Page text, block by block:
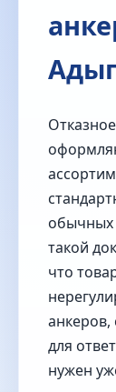
обычных
такой
что
для
нужен